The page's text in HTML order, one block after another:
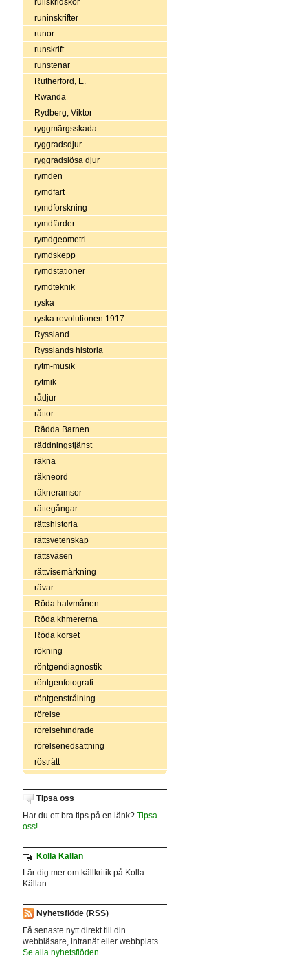
rullskridskor
runinskrifter
runor
runskrift
runstenar
Rutherford, E.
Rwanda
Rydberg, Viktor
ryggmärgsskada
ryggradsdjur
ryggradslösa djur
rymden
rymdfart
rymdforskning
rymdfärder
rymdgeometri
rymdskepp
rymdstationer
rymdteknik
ryska
ryska revolutionen 1917
Ryssland
Rysslands historia
rytm-musik
rytmik
rådjur
råttor
Rädda Barnen
räddningstjänst
räkna
räkneord
räkneramsor
rättegångar
rättshistoria
rättsvetenskap
rättsväsen
rättvisemärkning
rävar
Röda halvmånen
Röda khmererna
Röda korset
rökning
röntgendiagnostik
röntgenfotografi
röntgenstrålning
rörelse
rörelsehindrade
rörelsenedsättning
rösträtt
Tipsa oss
Har du ett bra tips på en länk? Tipsa
oss!
Kolla Källan
Lär dig mer om källkritik på Kolla
Källan
Nyhetsflöde (RSS)
Få senaste nytt direkt till din
webbläsare, intranät eller webbplats.
Se alla nyhetsflöden.